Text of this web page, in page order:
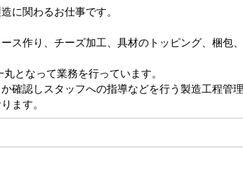
に関わるお仕事です。
ス作り、チーズ加工、具材のトッピング、梱包
となって業務を行っています。
確認しスタッフへの指導などを行う製造工程管
ます。